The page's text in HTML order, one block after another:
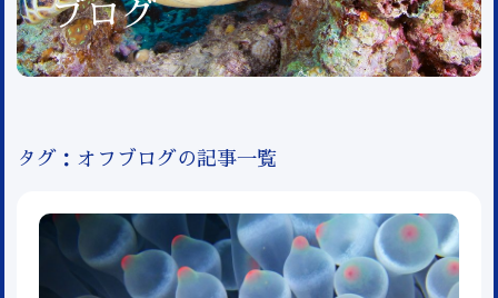
ブログ
タグ：オフブログの記事一覧